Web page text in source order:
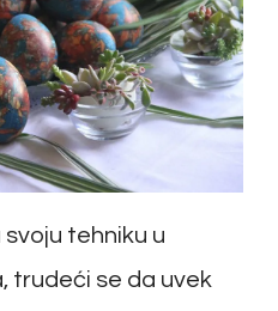
tehniku u
trudeći se da uvek